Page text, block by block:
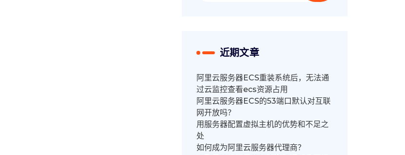
近期文章
阿里云服务器ECS重装系统后，无法通
过云监控查看ecs资源占用
阿里云服务器ECS的53端口默认对互联
网开放吗？
用服务器配置虚拟主机的优势和不足之
处
如何成为阿里云服务器代理商？